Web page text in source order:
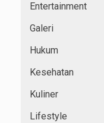
Entertainment
Galeri
Hukum
Kesehatan
Kuliner
Lifestyle